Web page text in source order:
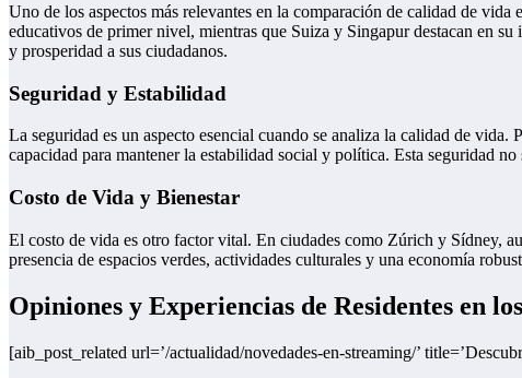
Uno de los aspectos más relevantes en la comparación de calidad de vida
educativos de primer nivel, mientras que Suiza y Singapur destacan en
y prosperidad a sus ciudadanos.
Seguridad y Estabilidad
La seguridad es un aspecto esencial cuando se analiza la calidad de
capacidad para mantener la estabilidad social y política. Esta seguridad
Costo de Vida y Bienestar
El costo de vida es otro factor vital. En ciudades como Zúrich y Sídney,
presencia de espacios verdes, actividades culturales y una economía
Opiniones y Experiencias de Residentes en
[aib_post_related url=’/actualidad/novedades-en-streaming/’